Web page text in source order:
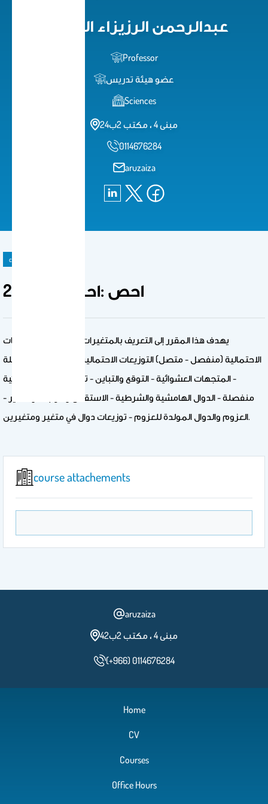
عبدالرحمن الرزيزاء العنقري
Professor
عضو هيئة تدريس
Sciences
مبنى 4 ، مكتب 2ب24
0114676284
aruzaiza
course
215 احص :احتمال (1)
يهدف هذا المقرر إلى التعريف بالمتغيرات العشوائية والتوزيعات
الاحتمالية (منفصل - متصل) التوزيعات الاحتمالية المتقطعة والمتصلة
- المتجهات العشوائية - التوقع والتباين - توزيعات احتمالية ثنائية
منفصلة - الدوال الهامشية والشرطية - الاستقلال والارتباط والتغاير -
العزوم والدوال المولدة للعزوم - توزيعات دوال في متغير ومتغيرين.
course attachements
aruzaiza
مبنى 4 ، مكتب 2ب42
(+966) 0114676284
Home
CV
Courses
Office Hours